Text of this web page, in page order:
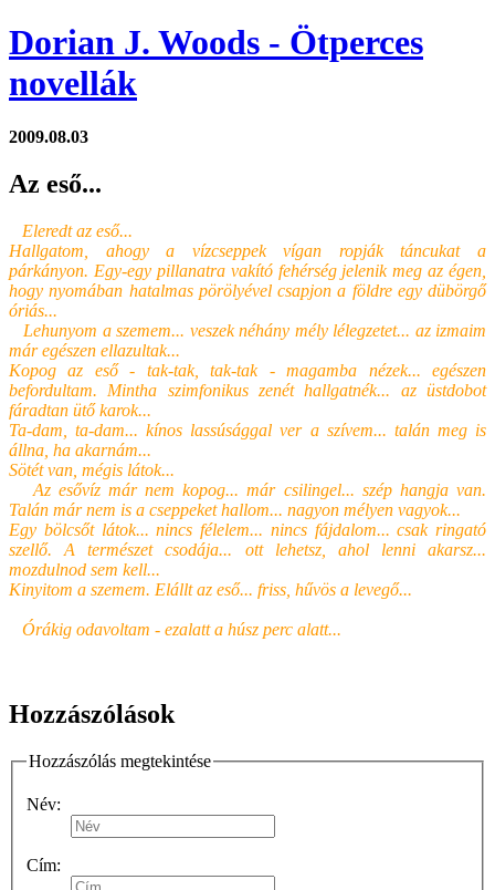
Dorian J. Woods - Ötperces
novellák
2009.08.03
Az eső...
Eleredt az eső...
Hallgatom, ahogy a vízcseppek vígan ropják táncukat a
párkányon. Egy-egy pillanatra vakító fehérség jelenik meg az égen,
hogy nyomában hatalmas pörölyével csapjon a földre egy dübörgő
óriás...
Lehunyom a szemem... veszek néhány mély lélegzetet... az izmaim
már egészen ellazultak...
Kopog az eső - tak-tak, tak-tak - magamba nézek... egészen
befordultam. Mintha szimfonikus zenét hallgatnék... az üstdobot
fáradtan ütő karok...
Ta-dam, ta-dam... kínos lassúsággal ver a szívem... talán meg is
állna, ha akarnám...
Sötét van, mégis látok...
Az esővíz már nem kopog... már csilingel... szép hangja van.
Talán már nem is a cseppeket hallom... nagyon mélyen vagyok...
Egy bölcsőt látok... nincs félelem... nincs fájdalom... csak ringató
szellő. A természet csodája... ott lehetsz, ahol lenni akarsz...
mozdulnod sem kell...
Kinyitom a szemem. Elállt az eső... friss, hűvös a levegő...
Órákig odavoltam - ezalatt a húsz perc alatt...
Hozzászólások
Hozzászólás megtekintése
Név:
Cím: